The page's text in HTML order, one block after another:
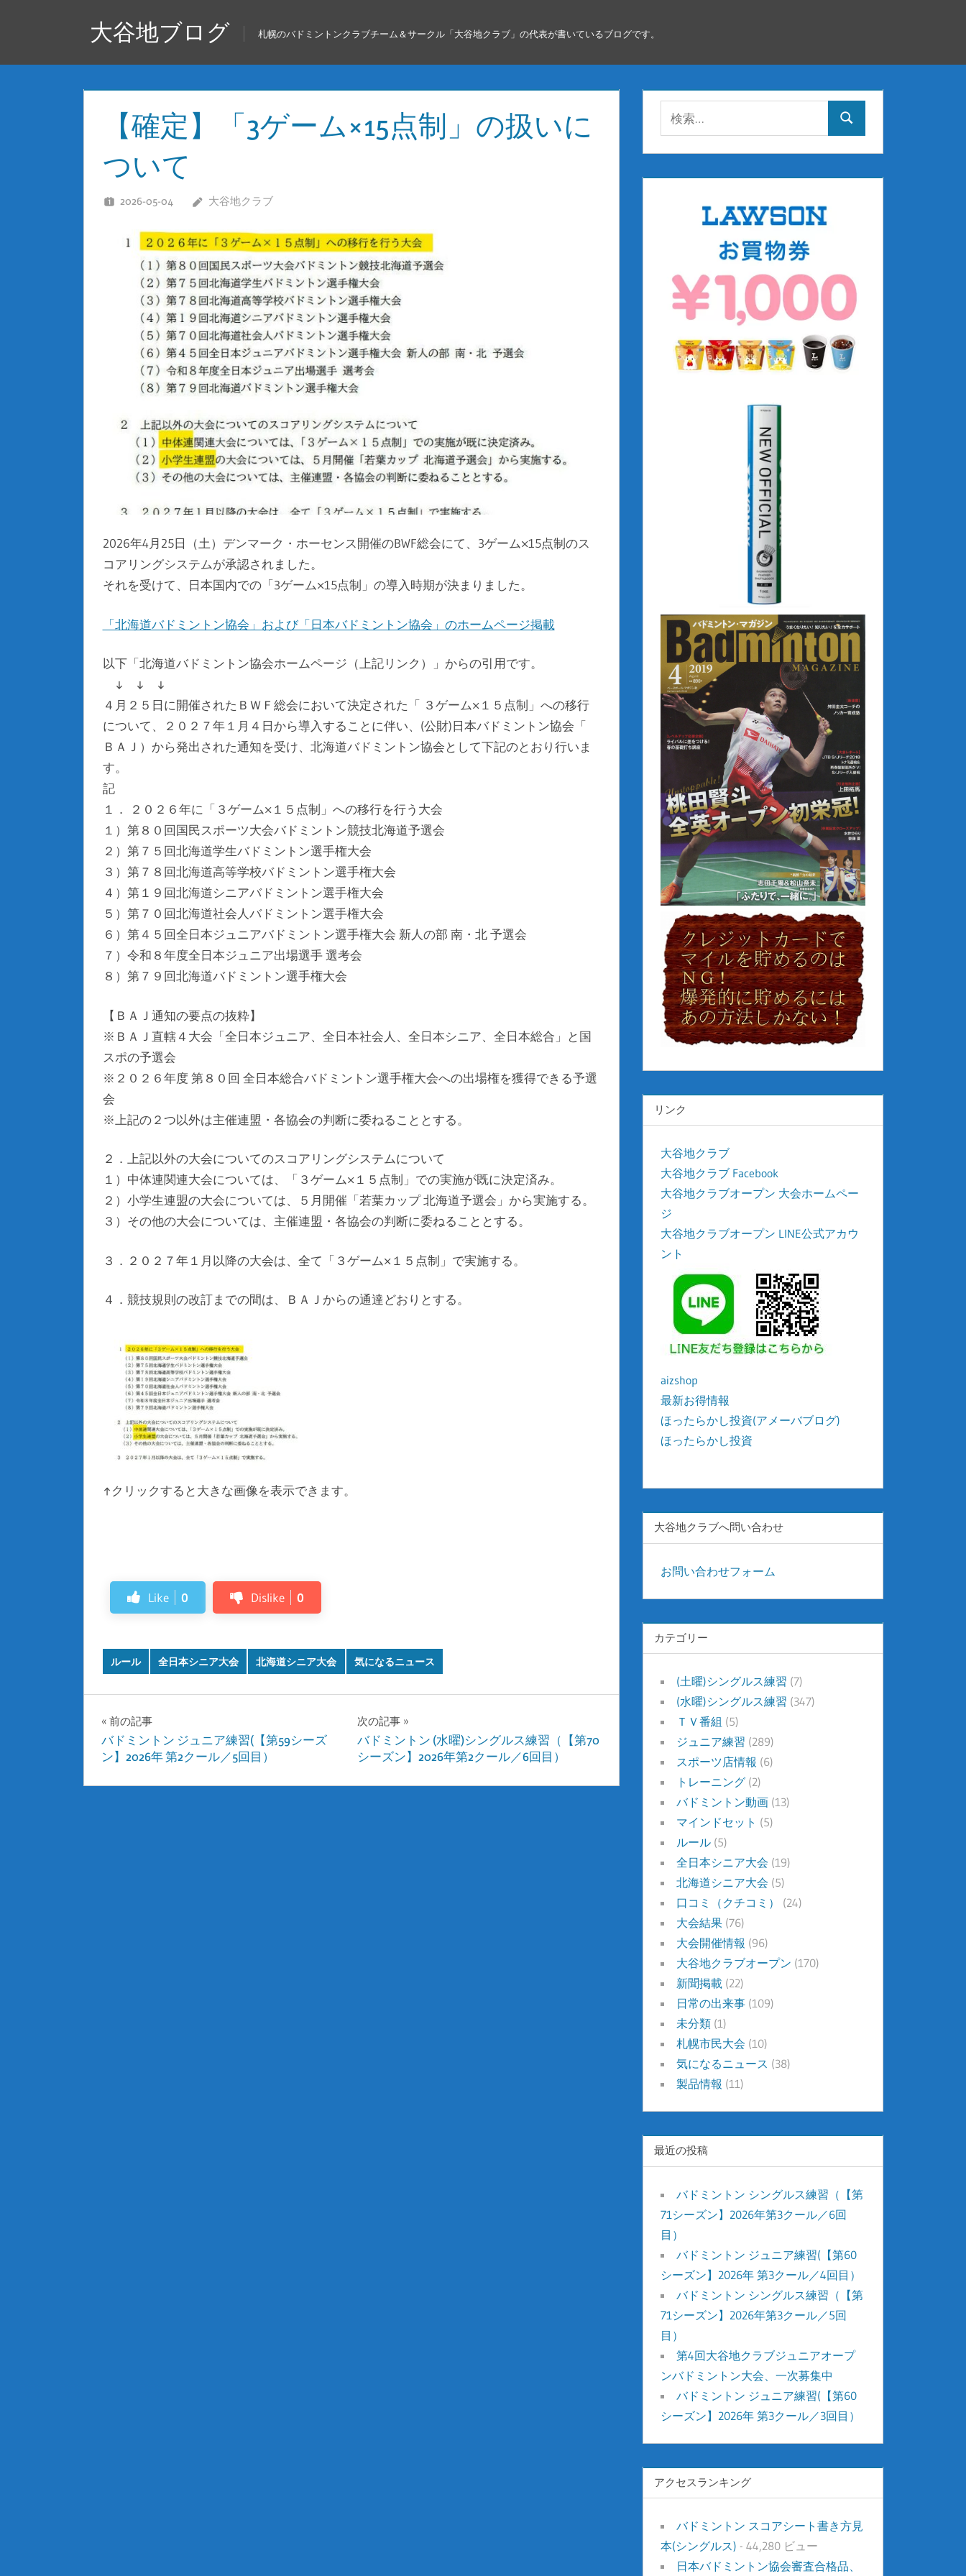
大谷地ブログ 札幌のバドミントンクラブチーム＆サークル「大谷地クラブ」の代表が書いているブログです。
【確定】「3ゲーム×15点制」の扱いに
ついて
2026-05-04 大谷地クラブ
2026年4月25日（土）デンマーク・ホーセンス開催のBWF総会にて、3ゲーム×15点制のス
コアリングシステムが承認されました。
それを受けて、日本国内での「3ゲーム×15点制」の導入時期が決まりました。
「北海道バドミントン協会」および「日本バドミントン協会」のホームページ掲載
以下「北海道バドミントン協会ホームページ（上記リンク）」からの引用です。
↓ ↓ ↓
４月２５日に開催されたＢＷＦ総会において決定された「 ３ゲーム×１５点制」への移行
について、２０２７年１月４日から導入することに伴い、(公財)日本バドミントン協会「
ＢＡＪ）から発出された通知を受け、北海道バドミントン協会として下記のとおり行いま
す。
記
１． ２０２６年に「３ゲーム×１５点制」への移行を行う大会
１）第８０回国民スポーツ大会バドミントン競技北海道予選会
２）第７５回北海道学生バドミントン選手権大会
３）第７８回北海道高等学校バドミントン選手権大会
４）第１９回北海道シニアバドミントン選手権大会
５）第７０回北海道社会人バドミントン選手権大会
６）第４５回全日本ジュニアバドミントン選手権大会 新人の部 南・北 予選会
７）令和８年度全日本ジュニア出場選手 選考会
８）第７９回北海道バドミントン選手権大会
【ＢＡＪ通知の要点の抜粋】
※ＢＡＪ直轄４大会「全日本ジュニア、全日本社会人、全日本シニア、全日本総合」と国
スポの予選会
※２０２６年度 第８０回 全日本総合バドミントン選手権大会への出場権を獲得できる予選
会
※上記の２つ以外は主催連盟・各協会の判断に委ねることとする。
２．上記以外の大会についてのスコアリングシステムについて
１）中体連関連大会については、「３ゲーム×１５点制」での実施が既に決定済み。
２）小学生連盟の大会については、５月開催「若葉カップ 北海道予選会」から実施する。
３）その他の大会については、主催連盟・各協会の判断に委ねることとする。
３．２０２７年１月以降の大会は、全て「３ゲーム×１５点制」で実施する。
４．競技規則の改訂までの間は、ＢＡＪからの通達どおりとする。
↑クリックすると大きな画像を表示できます。
Like 0 Dislike 0
ルール 全日本シニア大会 北海道シニア大会 気になるニュース
投
稿
ナ
前の記事
バドミントン ジュニア練習(【第59シーズ
ン】2026年 第2クール／5回目）
次の記事
バドミントン (水曜)シングルス練習（【第70
シーズン】2026年第2クール／6回目）
検
リンク
大谷地クラブ
大谷地クラブ Facebook
大谷地クラブオープン 大会ホームペー
ジ
大谷地クラブオープン LINE公式アカウ
ント
aizshop
最新お得情報
ほったらかし投資(アメーバブログ)
ほったらかし投資
大谷地クラブへ問い合わせ
お問い合わせフォーム
カテゴリー
(土曜)シングルス練習 (7)
(水曜)シングルス練習 (347)
ＴＶ番組 (5)
ジュニア練習 (289)
スポーツ店情報 (6)
トレーニング (2)
バドミントン動画 (13)
マインドセット (5)
ルール (5)
全日本シニア大会 (19)
北海道シニア大会 (5)
口コミ（クチコミ）
(24)
大会結果 (76)
大会開催情報 (96)
大谷地クラブオープン (170)
新聞掲載 (22)
日常の出来事 (109)
未分類 (1)
札幌市民大会 (10)
気になるニュース (38)
製品情報 (11)
最近の投稿
バドミントン シングルス練習（【第
71シーズン】2026年第3クール／6回
目）
バドミントン ジュニア練習(【第60
シーズン】2026年 第3クール／4回目）
バドミントン シングルス練習（【第
71シーズン】2026年第3クール／5回
目）
第4回大谷地クラブジュニアオープ
ンバドミントン大会、一次募集中
バドミントン ジュニア練習(【第60
シーズン】2026年 第3クール／3回目）
アクセスランキング
バドミントン スコアシート書き方見
本(シングルス) - 44,280 ビュー
日本バドミントン協会審査合格品、